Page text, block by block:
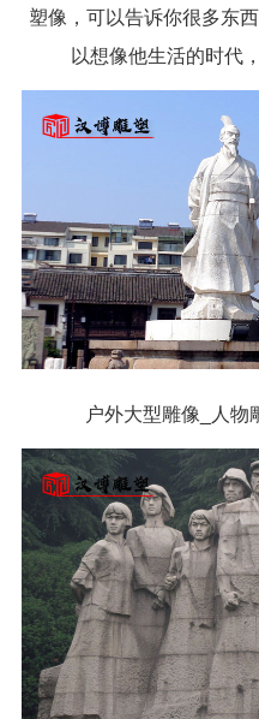
塑像，可以告诉你很多东
以想像他生活的时代
户外大型雕像_人物